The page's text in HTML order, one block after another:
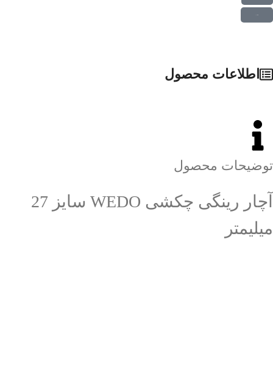
توضیحات محصول
آچار رینگی چکشی WEDO سایز 27
میلیمتر
اطلاعات محصول